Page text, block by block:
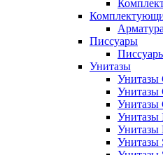
Писсуары
Унитазы
Унитазы
Унитазы
Унитазы
Унитазы
Унитазы
Унитазы